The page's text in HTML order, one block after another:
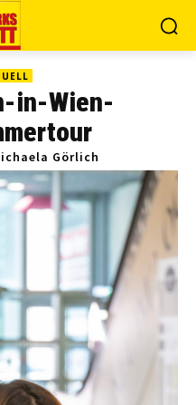
in-Wien-
Görlich